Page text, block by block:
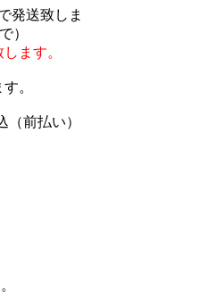
発送致しま
）
ます。
。
前払い）